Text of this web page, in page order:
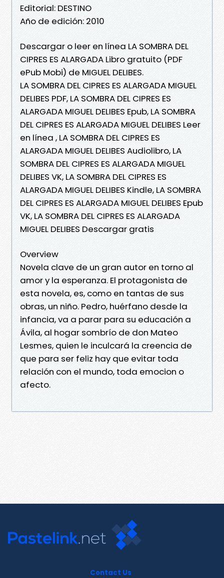
Editorial: DESTINO
Año de edición: 2010
Descargar o leer en línea LA SOMBRA DEL
CIPRES ES ALARGADA Libro gratuito (PDF
ePub Mobi) de MIGUEL DELIBES.
LA SOMBRA DEL CIPRES ES ALARGADA MIGUEL
DELIBES PDF, LA SOMBRA DEL CIPRES ES
ALARGADA MIGUEL DELIBES Epub, LA SOMBRA
DEL CIPRES ES ALARGADA MIGUEL DELIBES Leer
en línea , LA SOMBRA DEL CIPRES ES
ALARGADA MIGUEL DELIBES Audiolibro, LA
SOMBRA DEL CIPRES ES ALARGADA MIGUEL
DELIBES VK, LA SOMBRA DEL CIPRES ES
ALARGADA MIGUEL DELIBES Kindle, LA SOMBRA
DEL CIPRES ES ALARGADA MIGUEL DELIBES Epub
VK, LA SOMBRA DEL CIPRES ES ALARGADA
MIGUEL DELIBES Descargar gratis
Overview
Novela clave de un gran autor en torno al
amor y la esperanza. El protagonista de
esta novela, es, como en tantas de sus
obras, un niño. Pedro, huérfano desde la
infancia, va a parar para su educación a
Ávila, al hogar sombrío de don Mateo
Lesmes, quien le inculcará la creencia de
que para ser feliz hay que evitar toda
relación con el mundo, toda emocion o
afecto.
Contact Us